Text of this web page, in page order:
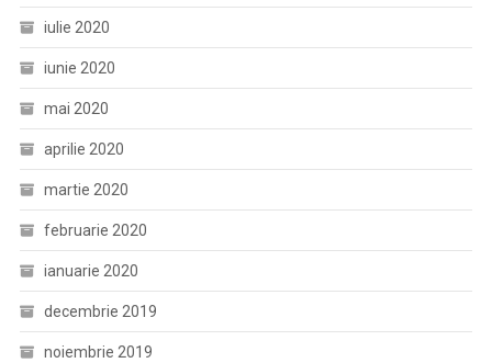
iulie 2020
iunie 2020
mai 2020
aprilie 2020
martie 2020
februarie 2020
ianuarie 2020
decembrie 2019
noiembrie 2019